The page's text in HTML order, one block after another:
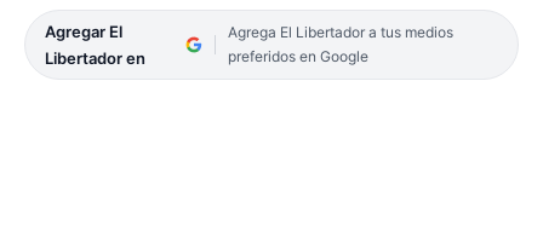
Agregar El
Libertador en
Agrega El Libertador a tus medios
preferidos en Google